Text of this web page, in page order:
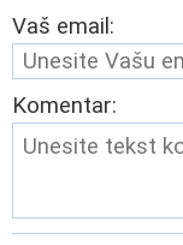
Vaš email:
Komentar: